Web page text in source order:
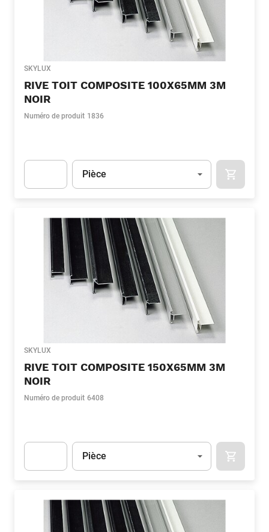
SKYLUX
RIVE TOIT COMPOSITE 100X65MM 3M
NOIR
Numéro de produit 1836
Unité
Pièce
SKYLUX
RIVE TOIT COMPOSITE 150X65MM 3M
NOIR
Numéro de produit 6408
Unité
Pièce